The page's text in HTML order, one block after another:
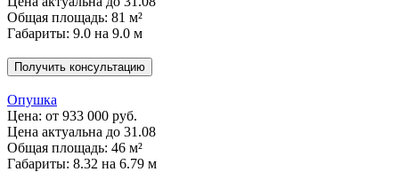
Общая площадь: 81 м²
Габариты: 9.0 на 9.0 м
Получить консультацию
Опушка
Цена: от 933 000 руб.
Цена актуальна до 31.08
Общая площадь: 46 м²
Габариты: 8.32 на 6.79 м